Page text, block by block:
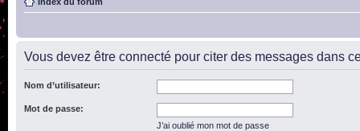
Vous devez être connecté pour citer des messages dans
Nom d’utilisateur:
Mot de passe:
J’ai oublié mon mot de passe